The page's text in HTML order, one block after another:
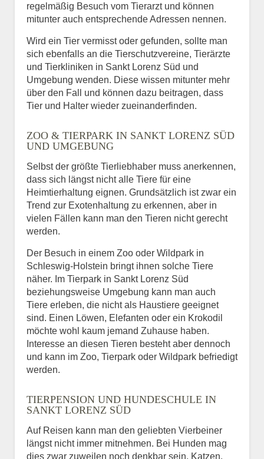
regelmäßig Besuch vom Tierarzt und können
mitunter auch entsprechende Adressen nennen.
Wird ein Tier vermisst oder gefunden, sollte man
sich ebenfalls an die Tierschutzvereine, Tierärzte
und Tierkliniken in Sankt Lorenz Süd und
Umgebung wenden. Diese wissen mitunter mehr
über den Fall und können dazu beitragen, dass
Tier und Halter wieder zueinanderfinden.
ZOO & TIERPARK IN SANKT LORENZ SÜD
UND UMGEBUNG
Selbst der größte Tierliebhaber muss anerkennen,
dass sich längst nicht alle Tiere für eine
Heimtierhaltung eignen. Grundsätzlich ist zwar ein
Trend zur Exotenhaltung zu erkennen, aber in
vielen Fällen kann man den Tieren nicht gerecht
werden.
Der Besuch in einem Zoo oder Wildpark in
Schleswig-Holstein bringt ihnen solche Tiere
näher. Im Tierpark in Sankt Lorenz Süd
beziehungsweise Umgebung kann man auch
Tiere erleben, die nicht als Haustiere geeignet
sind. Einen Löwen, Elefanten oder ein Krokodil
möchte wohl kaum jemand Zuhause haben.
Interesse an diesen Tieren besteht aber dennoch
und kann im Zoo, Tierpark oder Wildpark befriedigt
werden.
TIERPENSION UND HUNDESCHULE IN
SANKT LORENZ SÜD
Auf Reisen kann man den geliebten Vierbeiner
längst nicht immer mitnehmen. Bei Hunden mag
dies zwar zuweilen noch denkbar sein, Katzen,